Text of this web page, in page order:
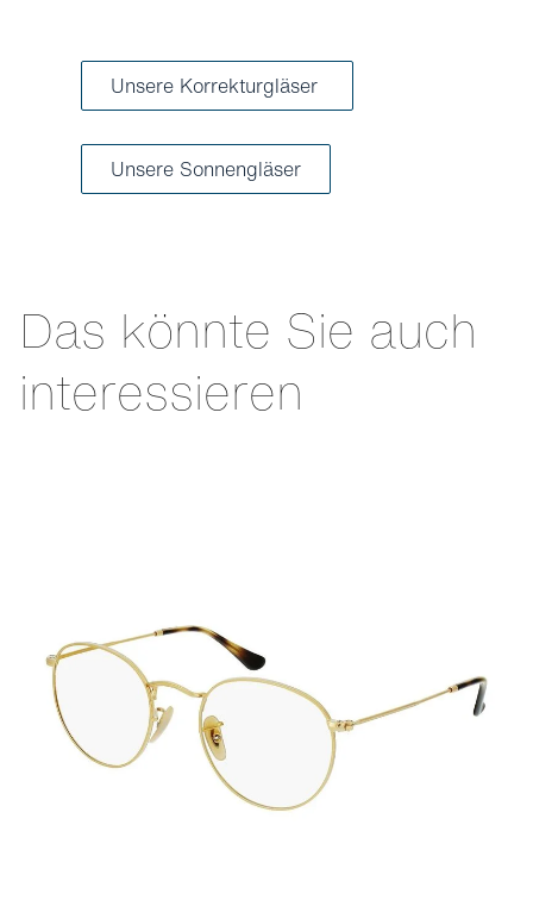
Unsere Korrekturgläser
Unsere Sonnengläser
Das könnte Sie auch
interessieren